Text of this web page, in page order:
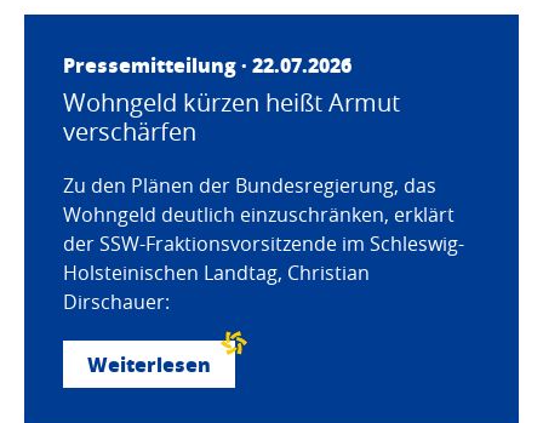
Pressemitteilung · 22.07.2026
Wohngeld kürzen heißt Armut
verschärfen
Zu den Plänen der Bundesregierung, das
Wohngeld deutlich einzuschränken, erklärt
der SSW-Fraktionsvorsitzende im Schleswig-
Holsteinischen Landtag, Christian
Dirschauer:
Weiterlesen